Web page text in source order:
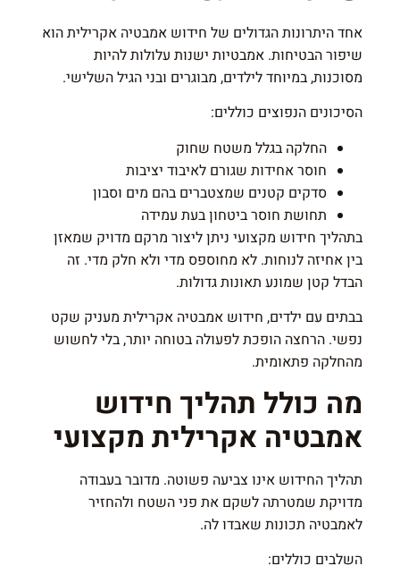
אחד היתרונות הגדולים של חידוש אמבטיה אקרילית הוא
שיפור הבטיחות. אמבטיות ישנות עלולות להיות
מסוכנות, במיוחד לילדים, מבוגרים ובני הגיל השלישי.
הסיכונים הנפוצים כוללים:
החלקה בגלל משטח שחוק
חוסר אחידות שגורם לאיבוד יציבות
סדקים קטנים שמצטברים בהם מים וסבון
תחושת חוסר ביטחון בעת עמידה
בתהליך חידוש מקצועי ניתן ליצור מרקם מדויק שמאזן
בין אחיזה לנוחות. לא מחוספס מדי ולא חלק מדי. זה
הבדל קטן שמונע תאונות גדולות.
בבתים עם ילדים, חידוש אמבטיה אקרילית מעניק שקט
נפשי. הרחצה הופכת לפעולה בטוחה יותר, בלי לחשוש
מהחלקה פתאומית.
מה כולל תהליך חידוש
אמבטיה אקרילית מקצועי
תהליך החידוש אינו צביעה פשוטה. מדובר בעבודה
מדויקת שמטרתה לשקם את פני השטח ולהחזיר
לאמבטיה תכונות שאבדו לה.
השלבים כוללים: